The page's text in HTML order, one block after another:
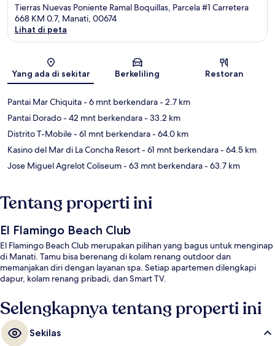
Tierras Nuevas Poniente Ramal Boquillas, Parcela #1 Carretera
668 KM 0.7, Manati, 00674
Lihat di peta
Yang ada di sekitar Berkeliling Restoran
Pantai Mar Chiquita- 6 mnt berkendara- 2.7 km
Pantai Dorado- 42 mnt berkendara- 33.2 km
Distrito T-Mobile- 61 mnt berkendara- 64.0 km
Kasino del Mar di La Concha Resort- 61 mnt berkendara- 64.5 km
Jose Miguel Agrelot Coliseum- 63 mnt berkendara- 63.7 km
Tentang properti ini
El Flamingo Beach Club
El Flamingo Beach Club merupakan pilihan yang bagus untuk menginap
di Manati. Tamu bisa berenang di kolam renang outdoor dan
memanjakan diri dengan layanan spa. Setiap apartemen dilengkapi
dapur, kolam renang pribadi, dan Smart TV.
Selengkapnya tentang properti ini
Sekilas